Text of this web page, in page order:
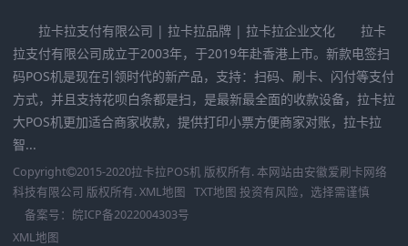
拉卡拉支付有限公司 | 拉卡拉品牌 | 拉卡拉企业文化 拉卡
拉支付有限公司成立于2003年，于2019年赴香港上市。新款电签扫
码POS机是现在引领时代的新产品，支持：扫码、刷卡、闪付等支付
方式，并且支持花呗白条都是扫，是最新最全面的收款设备，拉卡拉
大POS机更加适合商家收款，提供打印小票方便商家对账，拉卡拉
智...
Copyright 2015-2020拉卡拉POS机 版权所有. 本网站由安徽爱刷卡网络
科技有限公司 版权所有. XML地图 TXT地图 投资有风险，选择需谨慎
备案号： 皖ICP备2022004303号
XML地图